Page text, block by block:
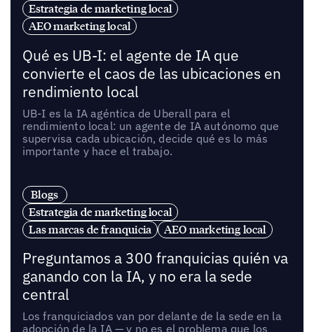
Estrategia de marketing local
AEO marketing local
Qué es UB-I: el agente de IA que
convierte el caos de las ubicaciones en
rendimiento local
UB-I es la IA agéntica de Uberall para el
rendimiento local: un agente de IA autónomo que
supervisa cada ubicación, decide qué es lo más
importante y hace el trabajo.
Blogs
Estrategia de marketing local
Las marcas de franquicia
AEO marketing local
Preguntamos a 300 franquicias quién va
ganando con la IA, y no era la sede
central
Los franquiciados van por delante de la sede en la
adopción de la IA — y no es el problema que los